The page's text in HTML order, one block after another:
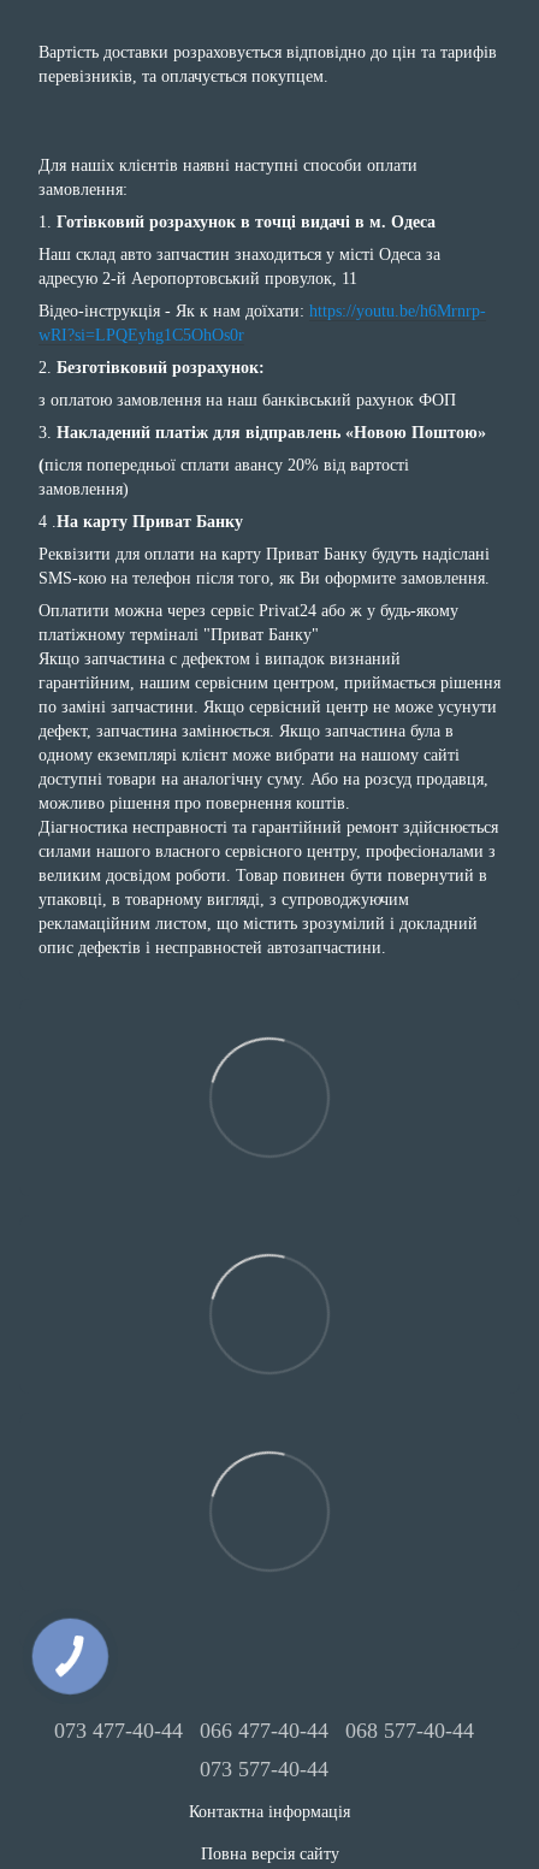
Вартість доставки розраховується відповідно до цін та тарифів
перевізників, та оплачується покупцем.
Для нашіх клієнтів наявні наступні способи оплати
замовлення:
1. Готівковий розрахунок в точці видачі в м. Одеса
Наш склад авто запчастин знаходиться у місті Одеса за
адресую 2-й Аеропортовський провулок, 11
Відео-інструкція - Як к нам доїхати: https://youtu.be/h6Mrnrp-
wRI?si=LPQEyhg1C5OhOs0r
2. Безготівковий розрахунок:
з оплатою замовлення на наш банківський рахунок ФОП
3. Накладений платіж для відправлень «Новою Поштою»
(після попередньої сплати авансу 20% від вартості
замовлення)
4 . На карту Приват Банку
Реквізити для оплати на карту Приват Банку будуть надіслані
SMS-кою на телефон після того, як Ви оформите замовлення.
Оплатити можна через сервіс Privat24 або ж у будь-якому
платіжному терміналі "Приват Банку"
Якщо запчастина с дефектом і випадок визнаний
гарантійним, нашим сервісним центром, приймається рішення
по заміні запчастини. Якщо сервісний центр не може усунути
дефект, запчастина замінюється. Якщо запчастина була в
одному екземплярі клієнт може вибрати на нашому сайті
доступні товари на аналогічну суму. Або на розсуд продавця,
можливо рішення про повернення коштів.
Діагностика несправності та гарантійний ремонт здійснюється
силами нашого власного сервісного центру, професіоналами з
великим досвідом роботи. Товар повинен бути повернутий в
упаковці, в товарному вигляді, з супроводжуючим
рекламаційним листом, що містить зрозумілий і докладний
опис дефектів і несправностей автозапчастини.
073 477-40-44 066 477-40-44
068 577-40-44
073 577-40-44
Контактна інформація
Повна версія сайту